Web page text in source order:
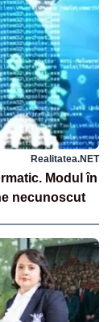
Realitatea.NET
Modul în
necunoscut